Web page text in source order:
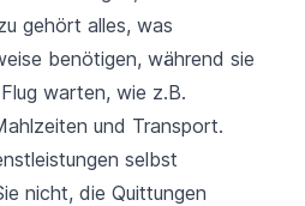
gehört alles, was
benötigen, während sie
warten, wie z.B.
und Transport.
selbst
nicht, die Quittungen